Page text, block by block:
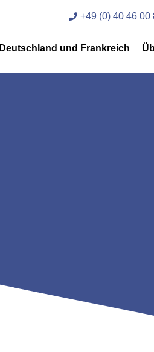
+49 (0) 40 46 00
Deutschland und Frankreich